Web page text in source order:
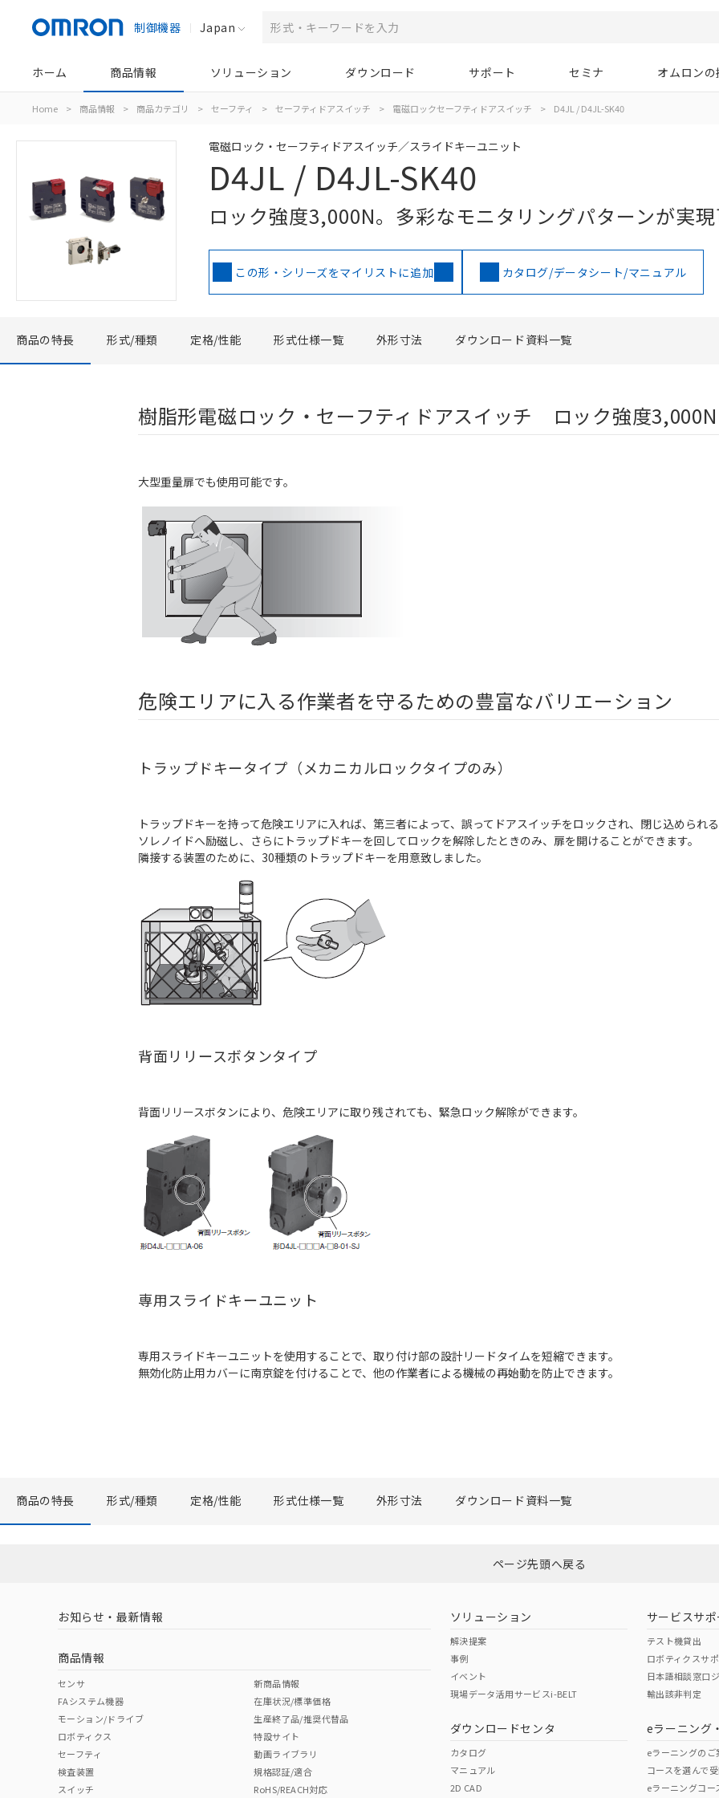
制御機器 Japan
ホーム 商品情報 ソリューション ダウンロード サポート セミナ オムロン
Home > 商品情報 > 商品カテゴリ > セーフティ > セーフティドアスイッチ > 電磁ロックセーフティドアスイッチ > D4JL / D4JL-SK40
電磁ロック・セーフティドアスイッチ／スライドキーユニット
D4JL / D4JL-SK40
ロック強度3,000N。多彩なモニタリングパターンが実
この形・シリーズをマイリストに追加 カタログ/データシート/マニュアル
商品の特長 形式/種類 定格/性能 形式仕様一覧 外形寸法 ダウンロード資料一覧
樹脂形電磁ロック・セーフティドアスイッチ ロック強度3,000N
大型重量扉でも使用可能です。
危険エリアに入る作業者を守るための豊富なバリエーション
トラップドキータイプ（メカニカルロックタイプのみ）
トラップドキーを持って危険エリアに入れば、第三者によって、誤ってドアスイッチをロックされ、閉じ込められる
ソレノイドへ励磁し、さらにトラップドキーを回してロックを解除したときのみ、扉を開けることができます。
隣接する装置のために、30種類のトラップドキーを用意致しました。
背面リリースボタンタイプ
背面リリースボタンにより、危険エリアに取り残されても、緊急ロック解除ができます。
専用スライドキーユニット
専用スライドキーユニットを使用することで、取り付け部の設計リードタイムを短縮できます。
無効化防止用カバーに南京錠を付けることで、他の作業者による機械の再始動を防止できます。
商品の特長 形式/種類 定格/性能 形式仕様一覧 外形寸法 ダウンロード資料一覧
ページ先頭へ戻る
お知らせ・最新情報
商品情報
センサ
FAシステム機器
モーション/ドライブ
ロボティクス
セーフティ
検査装置
スイッチ
新商品情報
在庫状況/標準価格
生産終了品/推奨代替品
特設サイト
動画ライブラリ
規格認証/適合
RoHS/REACH対応
ソリューション
解決提案
事例
イベント
現場データ活用サービスi-BELT
ダウンロードセンタ
カタログ
マニュアル
2D CAD
サービスサポ
テスト機貸出
ロボティクスサ
日本語相談窓口
輸出該非判定
eラーニング
eラーニングのご
コースを選んで
eラーニングコー